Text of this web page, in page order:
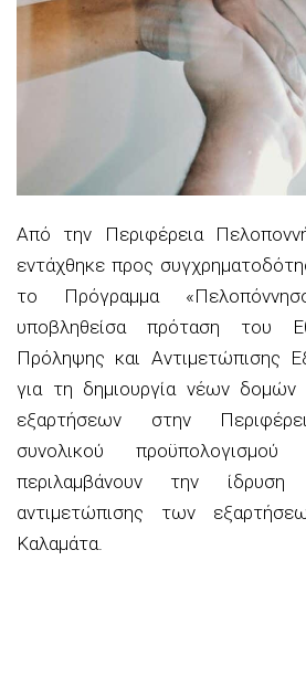
Από την Περιφέρεια
εντάχθηκε προς
το Πρόγραμμα
υποβληθείσα πρόταση του
Πρόληψης και Αντιμετώπισης
για τη δημιουργία νέων δομών
εξαρτήσεων στην
συνολικού προϋπολογισμού
περιλαμβάνουν την
αντιμετώπισης των
Καλαμάτα.